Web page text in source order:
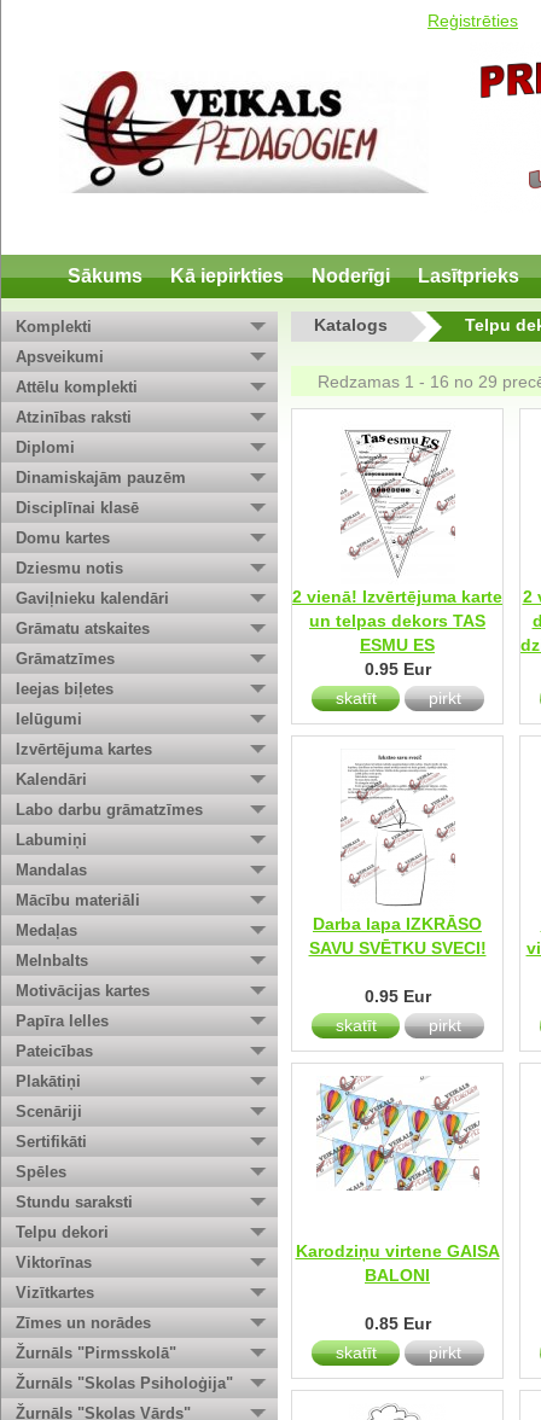
Reģistrēties
Sākums Kā iepirkties Noderīgi Lasītprieks
Komplekti
Apsveikumi
Attēlu komplekti
Atzinības raksti
Diplomi
Dinamiskajām pauzēm
Disciplīnai klasē
Domu kartes
Dziesmu notis
Gaviļnieku kalendāri
Grāmatu atskaites
Grāmatzīmes
Ieejas biļetes
Ielūgumi
Izvērtējuma kartes
Kalendāri
Labo darbu grāmatzīmes
Labumiņi
Mandalas
Mācību materiāli
Medaļas
Melnbalts
Motivācijas kartes
Papīra lelles
Pateicības
Plakātiņi
Scenāriji
Sertifikāti
Spēles
Stundu saraksti
Telpu dekori
Viktorīnas
Vizītkartes
Zīmes un norādes
Žurnāls "Pirmsskolā"
Žurnāls "Skolas Psiholoģija"
Žurnāls "Skolas Vārds"
Katalogs Telpu
Redzamas 1 - 16 no 29
2 vienā! Izvērtējuma karte
un telpas dekors TAS
ESMU ES
2
0.95 Eur
skatīt
pirkt
Darba lapa IZKRĀSO
SAVU SVĒTKU SVECI!
0.95 Eur
skatīt
pirkt
Karodziņu virtene GAISA
BALONI
0.85 Eur
skatīt
pirkt